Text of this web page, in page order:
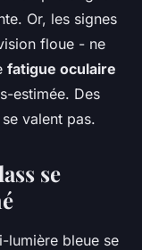
Or, les signes
floue - ne
fatigue oculaire
estimée. Des
valent pas.
se
lumière bleue se